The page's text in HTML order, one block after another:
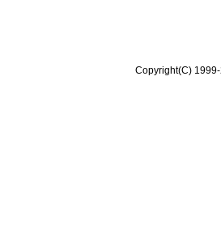
Copyright(C)